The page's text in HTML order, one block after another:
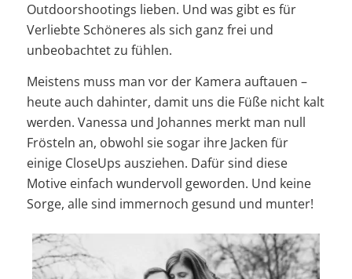
Outdoorshootings lieben. Und was gibt es für
Verliebte Schöneres als sich ganz frei und
unbeobachtet zu fühlen.
Meistens muss man vor der Kamera auftauen –
heute auch dahinter, damit uns die Füße nicht kalt
werden. Vanessa und Johannes merkt man null
Frösteln an, obwohl sie sogar ihre Jacken für
einige CloseUps ausziehen. Dafür sind diese
Motive einfach wundervoll geworden. Und keine
Sorge, alle sind immernoch gesund und munter!